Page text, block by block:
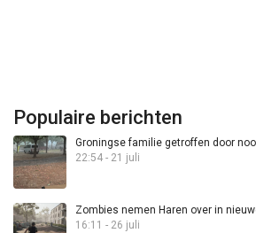
Populaire berichten
Groningse familie getroffen door
22:54 - 21 juli
Zombies nemen Haren over in
16:11 - 26 juli